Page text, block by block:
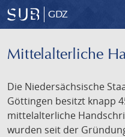
GDZ
Mittelalterliche
Die Niedersächsische
Göttingen besitzt knapp
mittelalterliche
wurden seit der